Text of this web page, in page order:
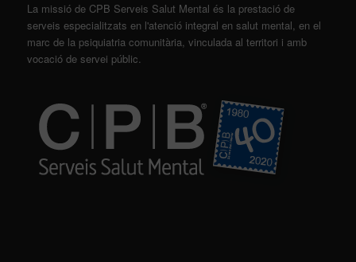
La missió de CPB Serveis Salut Mental és la prestació de
serveis especialitzats en l'atenció integral en salut mental, en el
marc de la psiquiatria comunitària, vinculada al territori i amb
vocació de servei públic.